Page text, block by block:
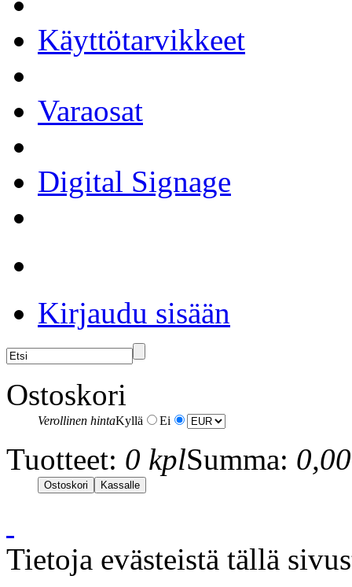
Käyttötarvikkeet
Varaosat
Digital Signage
Kirjaudu sisään
Ostoskori
Verollinen hintaKyllä Ei
Tuotteet: 0 kplSumma: 0,00
Tietoja evästeistä tällä